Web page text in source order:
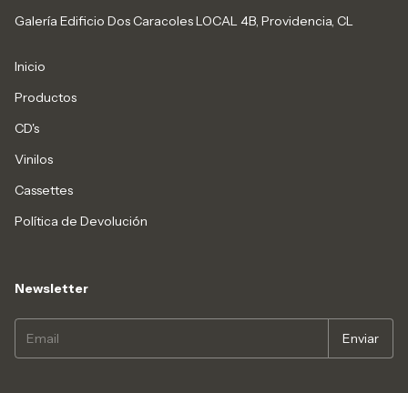
Galería Edificio Dos Caracoles LOCAL 4B, Providencia, CL
Inicio
Productos
CD's
Vinilos
Cassettes
Política de Devolución
Newsletter